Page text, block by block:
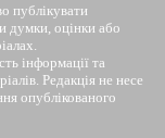
публікувати
думки, оцінки або
інформації та
Редакція не несе
опублікованого